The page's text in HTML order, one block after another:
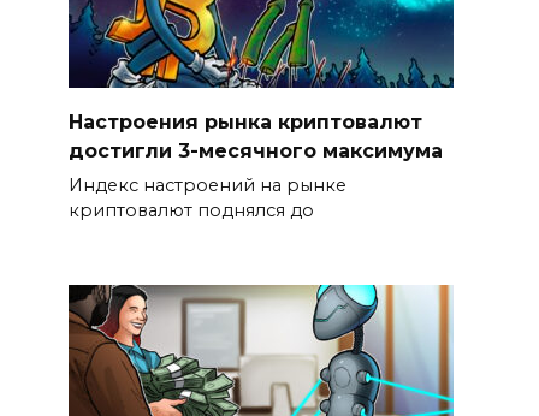
Настроения рынка криптовалют
достигли 3-месячного максимума
Индекс настроений на рынке
криптовалют поднялся до